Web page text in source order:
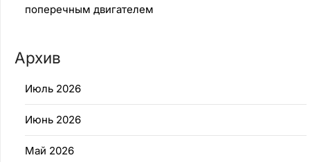
поперечным двигателем
Архив
Июль 2026
Июнь 2026
Май 2026